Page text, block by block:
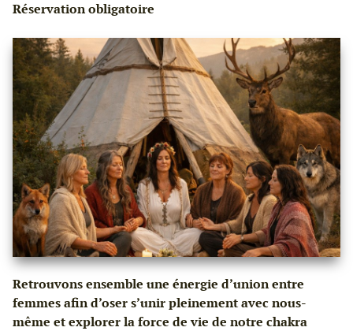
Réservation obligatoire
Retrouvons ensemble une énergie d’union entre
femmes afin d’oser s’unir pleinement avec nous-
même et explorer la force de vie de notre chakra